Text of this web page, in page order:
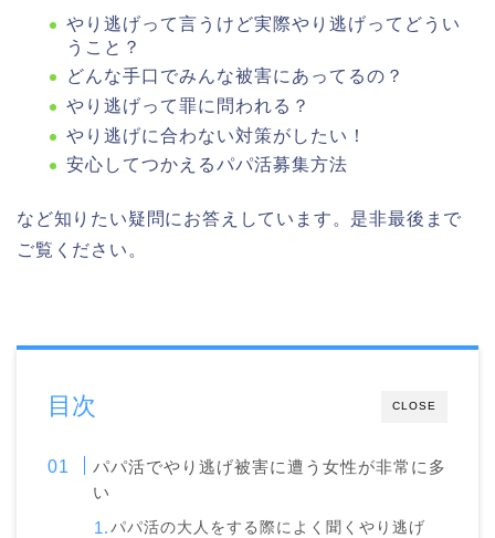
やり逃げって言うけど実際やり逃げってどうい
うこと？
どんな手口でみんな被害にあってるの？
やり逃げって罪に問われる？
やり逃げに合わない対策がしたい！
安心してつかえるパパ活募集方法
など知りたい疑問にお答えしています。是非最後まで
ご覧ください。
CLOSE
目次
パパ活でやり逃げ被害に遭う女性が非常に多
い
パパ活の大人をする際によく聞くやり逃げ